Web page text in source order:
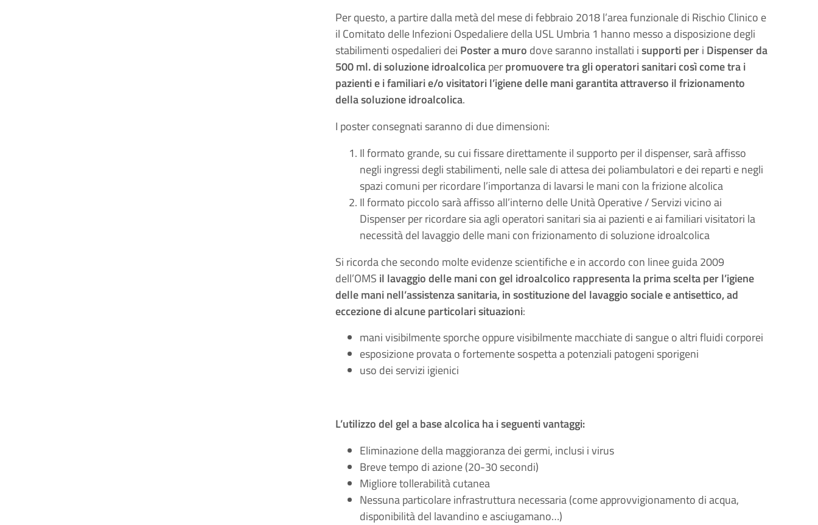
Per questo, a partire dalla metà del mese di febbraio 2018 l’area funzionale di Rischio Clinico e
il Comitato delle Infezioni Ospedaliere della USL Umbria 1 hanno messo a disposizione degli
stabilimenti ospedalieri dei Poster a muro dove saranno installati isupporti peri Dispenser da
500 ml. di soluzione idroalcolicaperpromuovere tra gli operatori sanitari così come tra i
pazienti e i familiari e/o visitatori l’igiene delle mani garantita attraverso il frizionamento
della soluzione idroalcolica.
I poster consegnati saranno di due dimensioni:
Il formato grande, su cui fissare direttamente il supporto per il dispenser, sarà affisso
negli ingressi degli stabilimenti, nelle sale di attesa dei poliambulatori e dei reparti e negli
spazi comuni per ricordare l’importanza di lavarsi le mani con la frizione alcolica
Il formato piccolo sarà affisso all’interno delle Unità Operative / Servizi vicino ai
Dispenser per ricordare sia agli operatori sanitari sia ai pazienti e ai familiari visitatori la
necessità del lavaggio delle mani con frizionamento di soluzione idroalcolica
Si ricorda che secondo molte evidenze scientifiche e in accordo con linee guida 2009
dell’OMS il lavaggio delle mani con gel idroalcolico rappresenta la prima scelta per l’igiene
delle mani nell’assistenza sanitaria, in sostituzione del lavaggio sociale e antisettico, ad
eccezione di alcune particolari situazioni:
mani visibilmente sporche oppure visibilmente macchiate di sangue o altri fluidi corporei
esposizione provata o fortemente sospetta a potenziali patogeni sporigeni
uso dei servizi igienici
L’utilizzo del gel a base alcolica ha i seguenti vantaggi:
Eliminazione della maggioranza dei germi, inclusi i virus
Breve tempo di azione (20-30 secondi)
Migliore tollerabilità cutanea
Nessuna particolare infrastruttura necessaria (come approvvigionamento di acqua,
disponibilità del lavandino e asciugamano…)